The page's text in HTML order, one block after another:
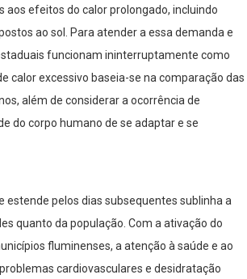
aos efeitos do calor prolongado, incluindo
ao sol. Para atender a essa demanda e
funcionam ininterruptamente como
calor excessivo baseia-se na comparação das
além de considerar a ocorrência de
do corpo humano de se adaptar e se
estende pelos dias subsequentes sublinha a
quanto da população. Com a ativação do
fluminenses, a atenção à saúde e ao
cardiovasculares e desidratação